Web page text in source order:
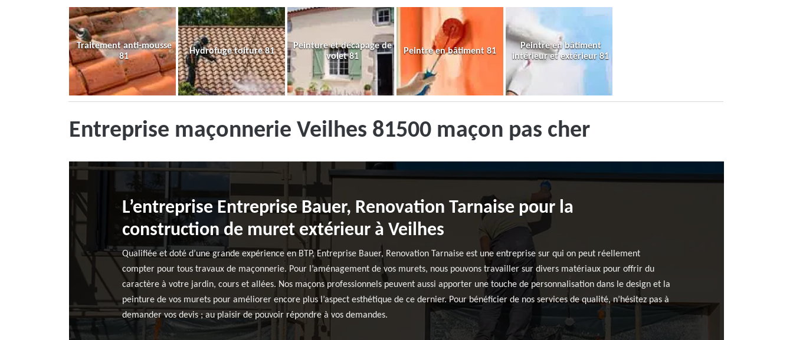
Traitement anti-mousse
81
Hydrofuge toiture 81
Peinture et décapage de
volet 81
Peintre en bâtiment 81
Peintre en bâtiment
intérieur et extérieur 81
Entreprise maçonnerie Veilhes 81500 maçon pas cher
L’entreprise Entreprise Bauer, Renovation Tarnaise pour la
construction de muret extérieur à Veilhes
Qualifiée et doté d’une grande expérience en BTP, Entreprise Bauer, Renovation Tarnaise est une entreprise sur qui on peut réellement
compter pour tous travaux de maçonnerie. Pour l’aménagement de vos murets, nous pouvons travailler sur divers matériaux pour offrir du
caractère à votre jardin, cours et allées. Nos maçons professionnels peuvent aussi apporter une touche de personnalisation dans le design et la
peinture de vos murets pour améliorer encore plus l’aspect esthétique de ce dernier. Pour bénéficier de nos services de qualité, n’hésitez pas à
demander vos devis ; au plaisir de pouvoir répondre à vos demandes.